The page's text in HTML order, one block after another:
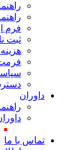
فرم
ثبت
داوران
تماس با ما